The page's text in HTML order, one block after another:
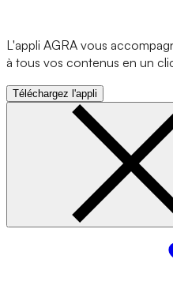
L'appli AGRA vous
à tous vos contenus en un
Téléchargez l'appli